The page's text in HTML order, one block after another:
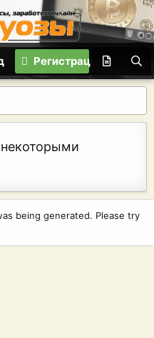
Регистрация
being generated. Please try